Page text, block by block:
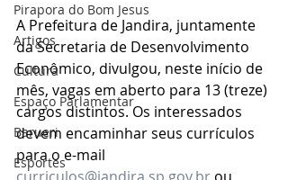
Pirapora do Bom Jesus
Artigos
Cultura
Espaço Parlamentar
Barueri
Esportes
A Prefeitura de Jandira, juntamente
da Secretaria de Desenvolvimento
Econômico, divulgou, neste início de
mês, vagas em aberto para 13 (treze)
cargos distintos. Os interessados
devem encaminhar seus currículos
para o e-mail